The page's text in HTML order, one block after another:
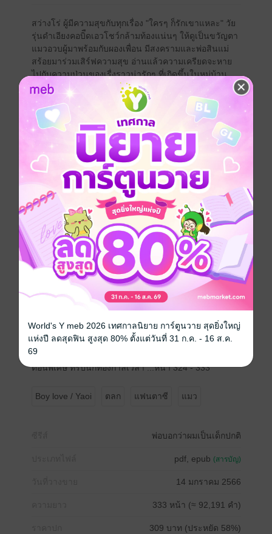
สว่างโร่ ผู้มีความสุขกับทุกเรื่อง "ใครๆ ก็รักเขาแหละ" วัย
รุ่นดำเอียงคอบิืดเอวโชว์กล้ามท้องแน่นๆ ให้ดูเป็นขวัญตา
แมวอวบผู้มาพร้อมกับผองเพื่อน มีสงครามและพ่อสินแม่
สร้อยมาร่วมเสิร์ฟความสุข อ่านแล้วความเครียดจะหาย
ไปกับความป่วนของเรื่งราวน่ารักๆ ที่เกิดขึ้นในหมู่บ้าน
ทิพย์
สารบัญ ในเล่มนี้ค่ะ
ตอนที่ 16 ด้วยรัก ...หน้า 06 - 26
ตอนที่ 17 ...หน้า 27 - 42
ตอนที่ 18 แตงไทย ...หน้า 43 - 60
ตอนที่ 19 เมื่อมีปอบมาเยือนหมู่บ้านทิพย์ ...หน้า 61 - 84
ตอนที่ 20 ดี เด่น ดัง …หน้า 85 - 104
ตอนที่ 21 เสียงอะไร? ...หน้า 105 - 126
ตอนที่ 22 …หน้า 127 - 142
ตอนที่ 23 สองพี่น้องผจญภัยในโลกเสมือน ...หน้า143 -
165
ตอนที่ 24 ...หน้า 166 - 184
ตอนที่ 25 …หน้า 185 – 194
ตอนที่ 26 …หน้า 195 - 215
ตอนที่ 27 หายเหลวเมื่อไหร่ค่อยเจอกัน ...หน้า 216 - 245
ตอนที่ 29 ...หน้า 277 - 296
ตอนที่ 30 ...หน้า 297 - 316
ตอนพิเศษ ของชอบของสว่างโร่ ...หน้า 317 - 323
ตอนพิเศษ ทริปนักท่องกาลเวลา ...หน้า 324 - 333
Boy love / Yaoi ตลก แฟนตาซี แมว
พ่อบอกว่าผมเป็นเด็กปกติ
pdf, epub (สารบัญ)
14 มกราคม 2566
333 หน้า (≈ 92,191 คำ)
309 บาท (ประหยัด 58%)
World's Y meb 2026 เทศกาลนิยาย การ์ตูนวาย สุดยิ่งใหญ่
แห่งปี ลดสุดฟิน สูงสุด 80% ตั้งแต่วันที่ 31 ก.ค. - 16 ส.ค.
69